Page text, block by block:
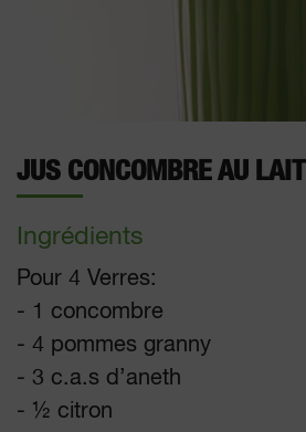
JUS CONCOMBRE AU LAIT
Ingrédients
Pour 4 Verres:
- 1 concombre
- 4 pommes granny
- 3 c.a.s d’aneth
- ½ citron